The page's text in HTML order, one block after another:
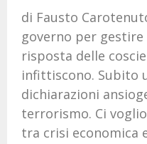
di Fausto
governo per gestire
risposta delle
infittiscono. Subito
dichiarazioni
terrorismo. Ci
tra crisi economica